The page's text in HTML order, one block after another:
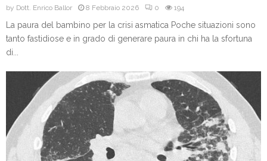
by Dott. Enrico Ballor 8 Febbraio 2026 0 194
La paura del bambino per la crisi asmatica Poche situazioni sono
tanto fastidiose e in grado di generare paura in chi ha la sfortuna
di...